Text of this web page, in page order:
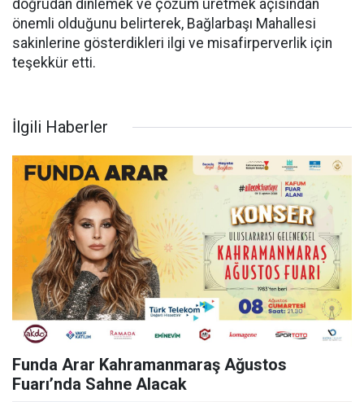
doğrudan dinlemek ve çözüm üretmek açısından
önemli olduğunu belirterek, Bağlarbaşı Mahallesi
sakinlerine gösterdikleri ilgi ve misafirperverlik için
teşekkür etti.
İlgili Haberler
Funda Arar Kahramanmaraş Ağustos
Fuarı’nda Sahne Alacak